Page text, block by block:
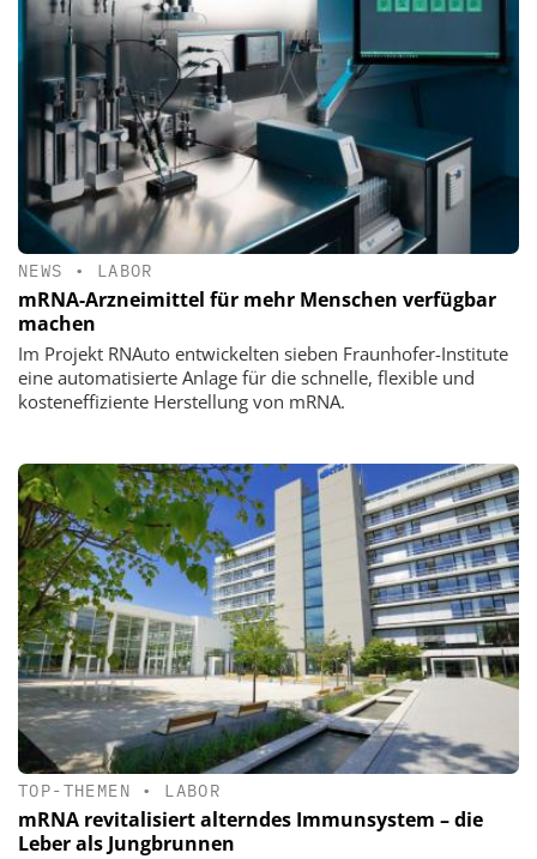
NEWS • LABOR
mRNA-Arzneimittel für mehr Menschen verfügbar
machen
Im Projekt RNAuto entwickelten sieben Fraunhofer-Institute
eine automatisierte Anlage für die schnelle, flexible und
kosteneffiziente Herstellung von mRNA.
TOP-THEMEN • LABOR
mRNA revitalisiert alterndes Immunsystem – die
Leber als Jungbrunnen